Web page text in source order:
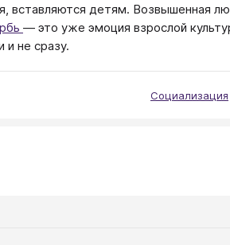
вставляются детям. Возвышенная
— это уже эмоция взрослой
и не сразу.
Социализация